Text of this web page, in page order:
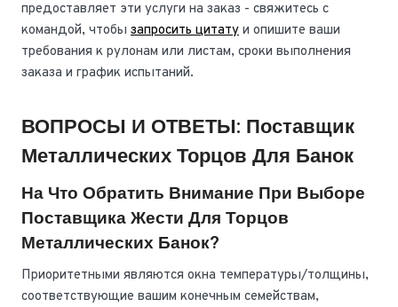
предоставляет эти услуги на заказ - свяжитесь с
командой, чтобы запросить цитату и опишите ваши
требования к рулонам или листам, сроки выполнения
заказа и график испытаний.
ВОПРОСЫ И ОТВЕТЫ: Поставщик
Металлических Торцов Для Банок
На Что Обратить Внимание При Выборе
Поставщика Жести Для Торцов
Металлических Банок?
Приоритетными являются окна температуры/толщины,
соответствующие вашим конечным семействам,